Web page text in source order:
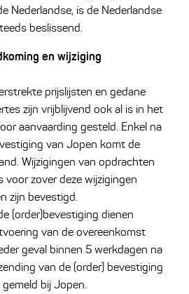
Nederlandse, is de Nederlandse
beslissend.
en wijziging
prijslijsten en gedane
zijn vrijblijvend ook al is in het
aanvaarding gesteld. Enkel na
van Jopen komt de
Wijzigingen van opdrachten
zover deze wijzigingen
zijn bevestigd.
(order)bevestiging dienen
van de overeenkomst
geval binnen 5 werkdagen na
van de (order) bevestiging
bij Jopen.